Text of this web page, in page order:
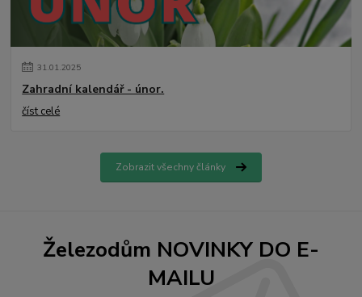
31.01.2025
Zahradní kalendář - únor.
číst celé
Zobrazit všechny články
Železodům NOVINKY DO E-
MAILU